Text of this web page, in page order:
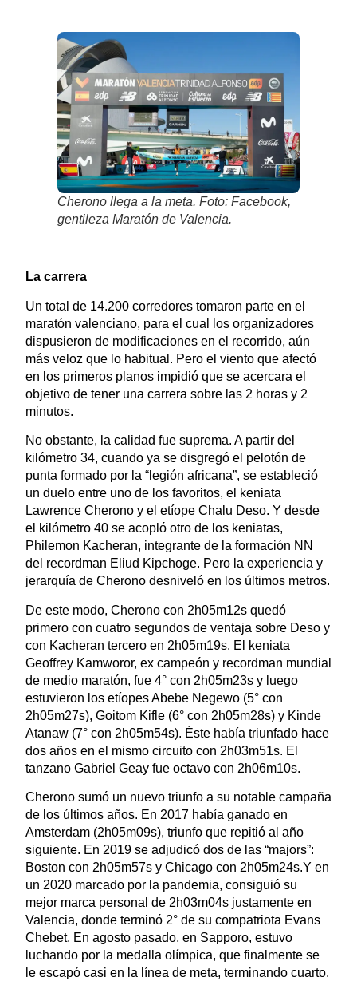
Cherono llega a la meta. Foto: Facebook,
gentileza Maratón de Valencia.
La carrera
Un total de 14.200 corredores tomaron parte en el
maratón valenciano, para el cual los organizadores
dispusieron de modificaciones en el recorrido, aún
más veloz que lo habitual. Pero el viento que afectó
en los primeros planos impidió que se acercara el
objetivo de tener una carrera sobre las 2 horas y 2
minutos.
No obstante, la calidad fue suprema. A partir del
kilómetro 34, cuando ya se disgregó el pelotón de
punta formado por la “legión africana”, se estableció
un duelo entre uno de los favoritos, el keniata
Lawrence Cherono y el etíope Chalu Deso. Y desde
el kilómetro 40 se acopló otro de los keniatas,
Philemon Kacheran, integrante de la formación NN
del recordman Eliud Kipchoge. Pero la experiencia y
jerarquía de Cherono desniveló en los últimos metros.
De este modo, Cherono con 2h05m12s quedó
primero con cuatro segundos de ventaja sobre Deso y
con Kacheran tercero en 2h05m19s. El keniata
Geoffrey Kamworor, ex campeón y recordman mundial
de medio maratón, fue 4° con 2h05m23s y luego
estuvieron los etíopes Abebe Negewo (5° con
2h05m27s), Goitom Kifle (6° con 2h05m28s) y Kinde
Atanaw (7° con 2h05m54s). Éste había triunfado hace
dos años en el mismo circuito con 2h03m51s. El
tanzano Gabriel Geay fue octavo con 2h06m10s.
Cherono sumó un nuevo triunfo a su notable campaña
de los últimos años. En 2017 había ganado en
Amsterdam (2h05m09s), triunfo que repitió al año
siguiente. En 2019 se adjudicó dos de las “majors”:
Boston con 2h05m57s y Chicago con 2h05m24s.Y en
un 2020 marcado por la pandemia, consiguió su
mejor marca personal de 2h03m04s justamente en
Valencia, donde terminó 2° de su compatriota Evans
Chebet. En agosto pasado, en Sapporo, estuvo
luchando por la medalla olímpica, que finalmente se
le escapó casi en la línea de meta, terminando cuarto.